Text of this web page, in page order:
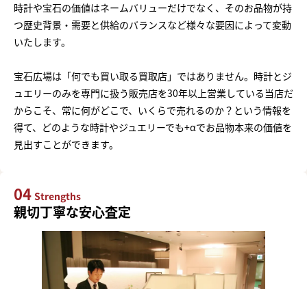
時計や宝石の価値はネームバリューだけでなく、そのお品物が持
つ歴史背景・需要と供給のバランスなど様々な要因によって変動
いたします。
宝石広場は「何でも買い取る買取店」ではありません。時計とジ
ュエリーのみを専門に扱う販売店を30年以上営業している当店だ
からこそ、常に何がどこで、いくらで売れるのか？という情報を
得て、どのような時計やジュエリーでも+αでお品物本来の価値を
見出すことができます。
04 Strengths
親切丁寧な安心査定